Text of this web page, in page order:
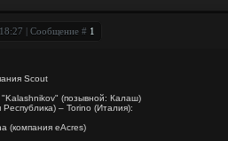
| Сообщение # 1
Scout
"Kalashnikov" (позывной: Калаш)
– Torino (Италия):
(компания eAcres)